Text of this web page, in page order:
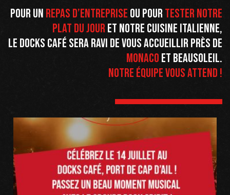
Pour un repas d’entreprise ou pourtester notre
plat du jouret notre cuisine italienne,
Le Docks Café sera ravi de vous accueillir près de
Monaco et Beausoleil.
Notre équipe vous attend !